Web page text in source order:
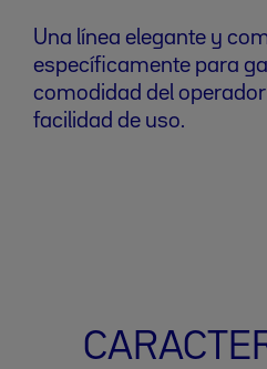
Una línea elegante y
específicamente para
comodidad del
facilidad de uso.